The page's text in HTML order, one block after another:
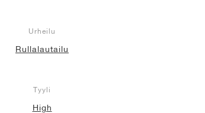
Urheilu
Rullalautailu
Tyyli
High